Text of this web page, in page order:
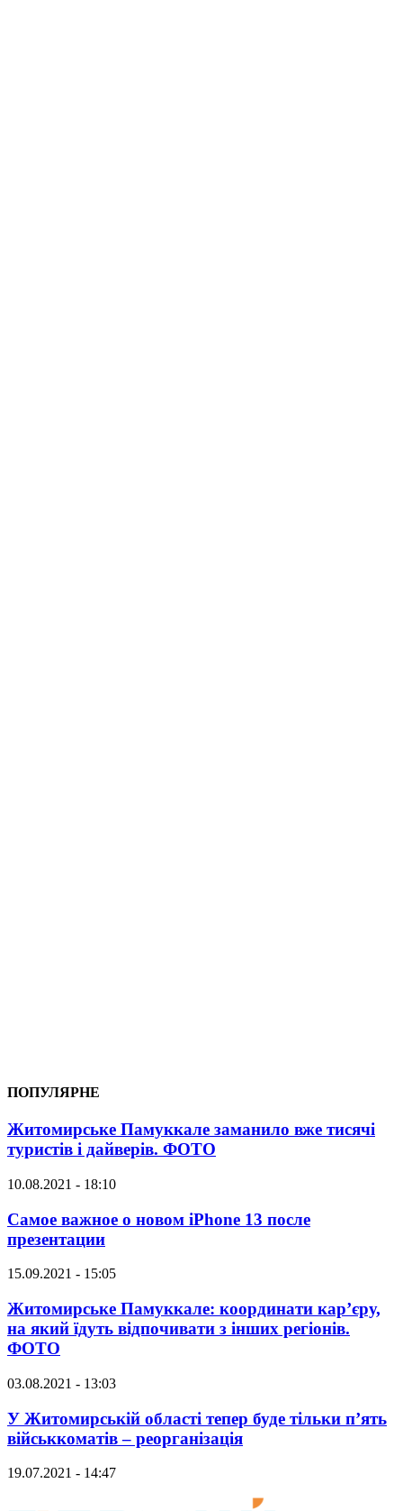
ПОПУЛЯРНЕ
Житомирське Памуккале заманило вже тисячі
туристів і дайверів. ФОТО
10.08.2021 - 18:10
Самое важное о новом iPhone 13 после
презентации
15.09.2021 - 15:05
Житомирське Памуккале: координати кар’єру,
на який їдуть відпочивати з інших регіонів.
ФОТО
03.08.2021 - 13:03
У Житомирській області тепер буде тільки п’ять
військкоматів – реорганізація
19.07.2021 - 14:47